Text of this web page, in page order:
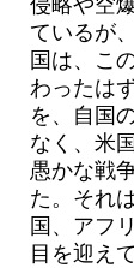
侵略や空
ているが
国は、こ
わったは
を、自国
なく、米
愚かな戦
た。それ
国、アフ
目を迎え